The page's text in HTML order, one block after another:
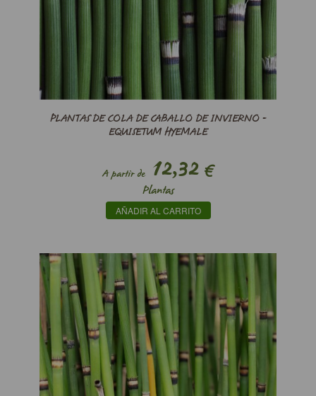
PLANTAS DE COLA DE CABALLO DE INVIERNO -
EQUISETUM HYEMALE
A partir de12,32 €
Plantas
AÑADIR AL CARRITO